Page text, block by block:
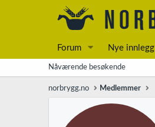
Forum Nye innlegg
Nåværende besøkende
norbrygg.no Medlemmer